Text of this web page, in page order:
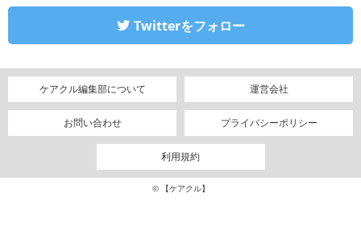
Twitterをフォロー
ケアクル編集部について 運営会社
お問い合わせ プライバシーポリシー
利用規約
© 【ケアクル】